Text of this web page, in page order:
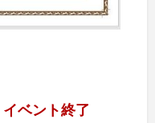
イベント終了